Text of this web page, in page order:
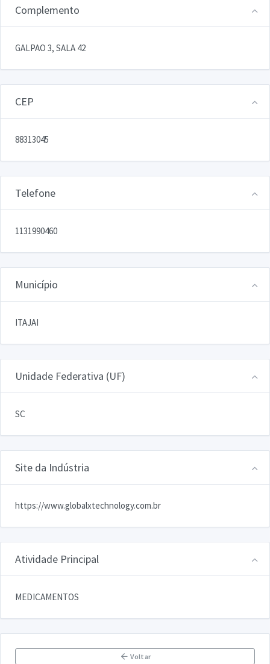
Complemento
GALPAO 3, SALA 42
CEP
88313045
Telefone
1131990460
Município
ITAJAI
Unidade Federativa (UF)
SC
Site da Indústria
https://www.globalxtechnology.com.br
Atividade Principal
MEDICAMENTOS
Voltar